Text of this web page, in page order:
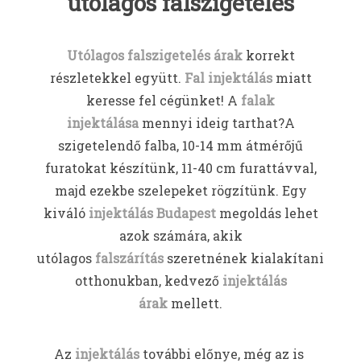
Utólagos falszigetelés árakkorrekt
részletekkel együtt. Fal injektálásmiatt
keresse fel cégünket! A falak
injektálása mennyi ideig tarthat?A
szigetelendő falba, 10-14 mm átmérőjű
furatokat készítünk, 11-40 cm furattávval,
majd ezekbe szelepeket rögzítünk. Egy
kiváló injektálás Budapestmegoldás lehet
azok számára, akik
utólagos falszárítás szeretnének kialakítani
otthonukban, kedvező injektálás
árak mellett.
Az injektálás további előnye, még az is